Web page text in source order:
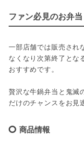
ファン必見のお弁
一部店舗では販売され
なくなり次第終了とな
おすすめです。
贅沢な牛鍋弁当と鬼滅
だけのチャンスをお見
商品情報